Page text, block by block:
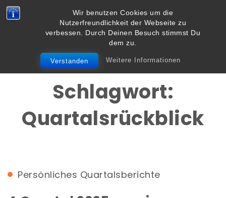
Wir benutzen Cookies um die
Nutzerfreundlichkeit der Webseite zu
verbessen. Durch Deinen Besuch stimmst Du
dem zu.
Verstanden Weitere Informationen
Skip to content
Vielbegabt.de
Toggle
navigation
Schlagwort:
Quartalsrückblick
Persönliches Quartalsberichte